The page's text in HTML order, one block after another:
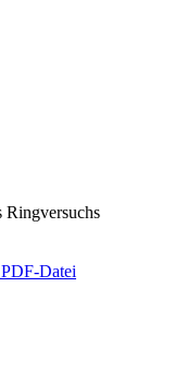
Ringversuchs
Datei